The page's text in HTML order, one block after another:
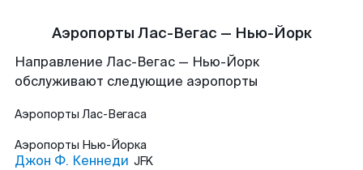
Аэропорты Лас-Вегас — Нью-Йорк
Направление Лас-Вегас — Нью-Йорк
обслуживают следующие аэропорты
Аэропорты Лас-Вегаса
Аэропорты Нью-Йорка
Джон Ф. Кеннеди JFK